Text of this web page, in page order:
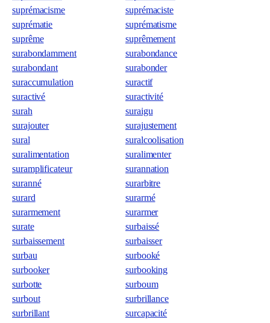
suprémacisme
suprémaciste
suprématie
suprématisme
suprême
suprêmement
surabondamment
surabondance
surabondant
surabonder
suraccumulation
suractif
suractivé
suractivité
surah
suraigu
surajouter
surajustement
sural
suralcoolisation
suralimentation
suralimenter
suramplificateur
surannation
suranné
surarbitre
surard
surarmé
surarmement
surarmer
surate
surbaissé
surbaissement
surbaisser
surbau
surbooké
surbooker
surbooking
surbotte
surboum
surbout
surbrillance
surbrillant
surcapacité